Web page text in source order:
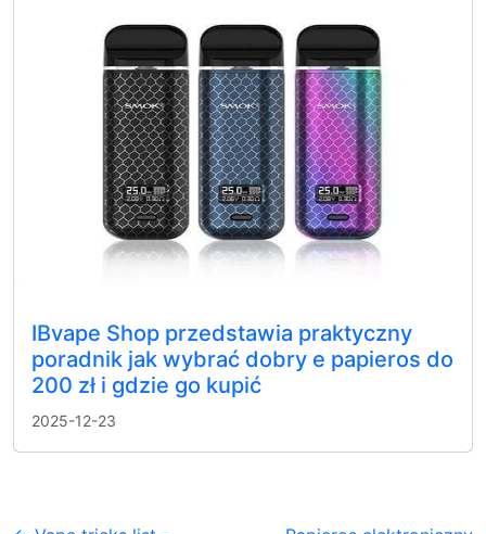
IBvape Shop przedstawia praktyczny
poradnik jak wybrać dobry e papieros do
200 zł i gdzie go kupić
2025-12-23